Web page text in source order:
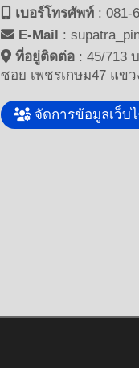
เบอร์โทรศัพท์: 081-
E-Mail :
ที่อยู่ติดต่อ: 45/713
ซอย เพชรเกษม47 แข
จัดการข้อมูลเว็บ